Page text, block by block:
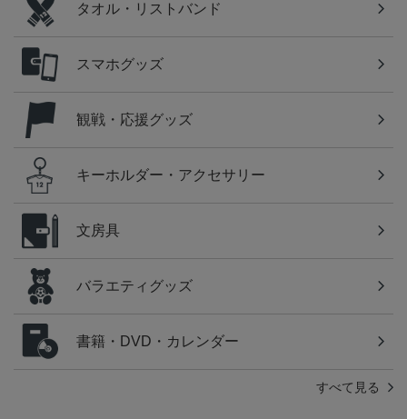
タオル・リストバンド
スマホグッズ
観戦・応援グッズ
キーホルダー・アクセサリー
文房具
バラエティグッズ
書籍・DVD・カレンダー
すべて見る